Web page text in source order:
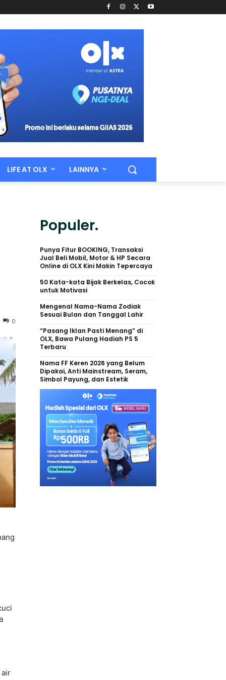
LIFE AT OLX LAINNYA
0
air
Populer.
Punya Fitur BOOKING, Transaksi
Jual Beli Mobil, Motor & HP Secara
Online di OLX Kini Makin Tepercaya
50 Kata-kata Bijak Berkelas, Cocok
untuk Motivasi
Mengenal Nama-Nama Zodiak
Sesuai Bulan dan Tanggal Lahir
“Pasang Iklan Pasti Menang” di
OLX, Bawa Pulang Hadiah PS 5
Terbaru
Nama FF Keren 2026 yang Belum
Dipakai, Anti Mainstream, Seram,
Simbol Payung, dan Estetik